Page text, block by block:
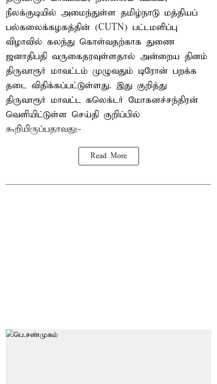
நீலக்குடியில் அமைந்துள்ள தமிழ்நாடு மத்தியப்
பல்கலைக்கழகத்தின் (CUTN) பட்டமளிப்பு
விழாவில் கலந்து கொள்வதற்காக துணை
ஜனாதிபதி வருகைதரவுள்ளதால் அன்றைய தினம்
திருவாரூர் மாவட்டம் முழுவதும் டிரோன் பறக்க
தடை விதிக்கப்பட்டுள்ளது. இது குறித்து
திருவாரூர் மாவட்ட கலெக்டர் மோகனச்சந்திரன்
வெளியிட்டுள்ள செய்தி குறிப்பில்
கூறியிருப்பதாவது:-
Read More